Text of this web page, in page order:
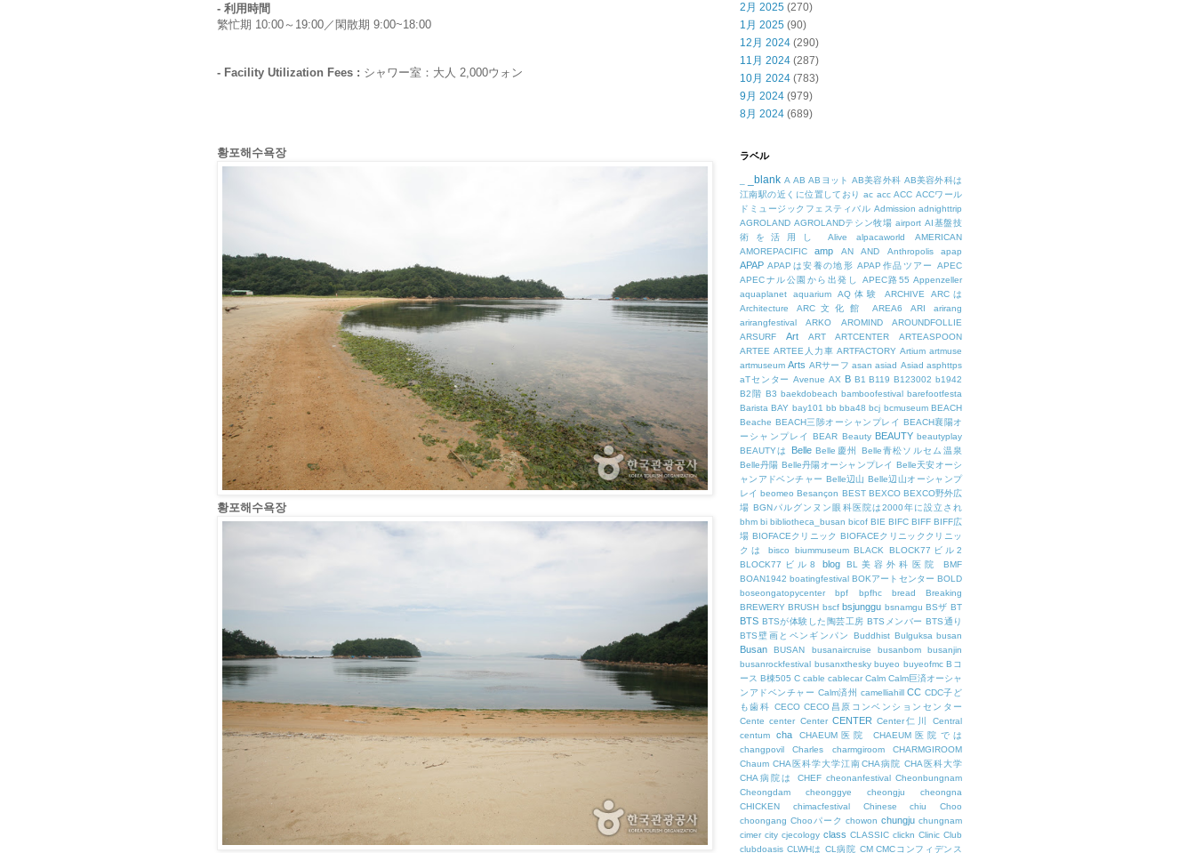
- 利用時間
繁忙期 10:00～19:00／閑散期 9:00~18:00
- Facility Utilization Fees : シャワー室：大人 2,000ウォン
황포해수욕장
황포해수욕장
2月 2025 (270)
1月 2025 (90)
12月 2024 (290)
11月 2024 (287)
10月 2024 (783)
9月 2024 (979)
8月 2024 (689)
ラベル
_blank A AB ABヨット AB美容外科 AB美容外科は
江南駅の近くに位置しており ac acc ACC ACCワール
ドミュージックフェスティバル Admission adnighttrip
AGROLAND AGROLANDテシン牧場 airport AI基盤技
術を活用し
Alive alpacaworld
AMERICAN
AMOREPACIFIC
amp AN AND Anthropolis apap
APAP APAPは安養の地形 APAP作品ツアー
APEC
APECナル公園から出発し
APEC路55 Appenzeller
aquaplanet
aquarium AQ体験 ARCHIVE
ARCは
Architecture
ARC文化館 AREA6 ARI
arirang
arirangfestival
ARKO AROMIND
AROUNDFOLLIE
ARSURF
Art ART ARTCENTER
ARTEASPOON
ARTEE ARTEE人力車 ARTFACTORY Artium artmuse
artmuseum Arts ARサーフ asan asiad Asiad asphttps
aTセンター Avenue AX B B1 B119 B123002 b1942
B2階 B3 baekdobeach bamboofestival barefootfesta
Barista BAY bay101 bb bba48 bcj bcmuseum BEACH
Beache BEACH三陟オーシャンプレイ BEACH襄陽オ
ーシャンプレイ
BEAR Beauty BEAUTY beautyplay
BEAUTYは
Belle Belle慶州
Belle青松ソルセム温泉
Belle丹陽 Belle丹陽オーシャンプレイ Belle天安オーシ
ャンアドベンチャー Belle辺山 Belle辺山オーシャンプ
レイ beomeo Besançon BEST BEXCO BEXCO野外広
場 BGNパルグンヌン眼科医院は2000年に設立され
bhm bi bibliotheca_busan bicof BIE BIFC BIFF BIFF広
場 BIOFACEクリニック BIOFACEクリニッククリニッ
クは
bisco biummuseum BLACK
BLOCK77ビル2
BLOCK77ビル8
blog BL美容外科医院
BMF
BOAN1942 boatingfestival BOKアートセンター BOLD
boseongatopycenter
bpf bpfhc bread
Breaking
BREWERY BRUSH bscf bsjunggu bsnamgu BSザ BT
BTS BTSが体験した陶芸工房 BTSメンバー BTS通り
BTS壁画とペンギンパン
Buddhist Bulguksa busan
Busan BUSAN busanaircruise busanbom
busanjin
busanrockfestival busanxthesky buyeo buyeofmc Bコ
ース B棟505 C cable cablecar Calm Calm巨済オーシャ
ンアドベンチャー Calm済州 camelliahill CC CDC子ど
も歯科 CECO CECO昌原コンベンションセンター
Cente center Center CENTER Center仁川
Central
centum
cha CHAEUM医院
CHAEUM医院では
changpovil
Charles charmgiroom
CHARMGIROOM
Chaum CHA医科学大学江南CHA病院 CHA医科大学
CHA病院は
CHEF cheonanfestival Cheonbungnam
Cheongdam
cheonggye cheongju
cheongna
CHICKEN
chimacfestival Chinese chiu
Choo
choongang Chooパーク chowon chungju chungnam
cimer city cjecology class CLASSIC clickn Clinic Club
clubdoasis CLWHは CL病院 CM CMCコンフィデンス